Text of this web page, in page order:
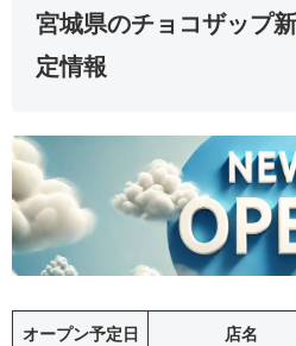
宮城県のチョコザップ
定情報
オープン予定日 店名